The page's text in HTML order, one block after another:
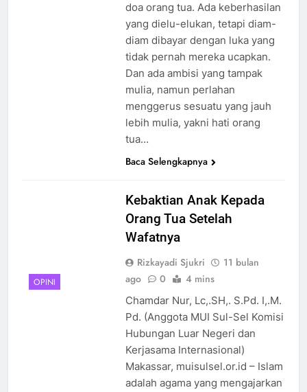
doa orang tua. Ada keberhasilan
yang dielu-elukan, tetapi diam-
diam dibayar dengan luka yang
tidak pernah mereka ucapkan.
Dan ada ambisi yang tampak
mulia, namun perlahan
menggerus sesuatu yang jauh
lebih mulia, yakni hati orang
tua…
Baca Selengkapnya
OPINI
Kebaktian Anak Kepada
Orang Tua Setelah
Wafatnya
Rizkayadi Sjukri
11 bulan
ago
0 4 mins
Chamdar Nur, Lc,.SH,. S.Pd. I,.M.
Pd. (Anggota MUI Sul-Sel Komisi
Hubungan Luar Negeri dan
Kerjasama Internasional)
Makassar, muisulsel.or.id – Islam
adalah agama yang mengajarkan